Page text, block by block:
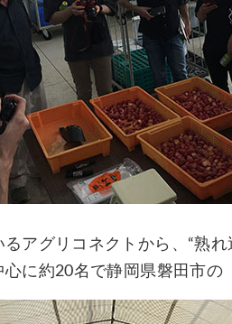
アグリコネクトから、“熟
に約20名で静岡県磐田市の